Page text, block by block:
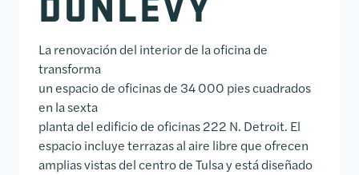
La renovación del interior de la oficina de
transforma
un espacio de oficinas de 34 000 pies cuadrados
en la sexta
planta del edificio de oficinas 222 N. Detroit. El
espacio incluye terrazas al aire libre que ofrecen
amplias vistas del centro de Tulsa y está diseñado